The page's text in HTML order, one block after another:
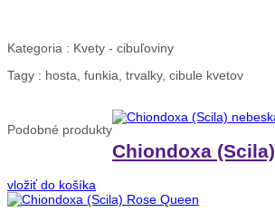
Kategoria : Kvety - cibuľoviny
Tagy : hosta, funkia, trvalky, cibule kvetov
Podobné produkty
Chiondoxa
vložiť do košíka